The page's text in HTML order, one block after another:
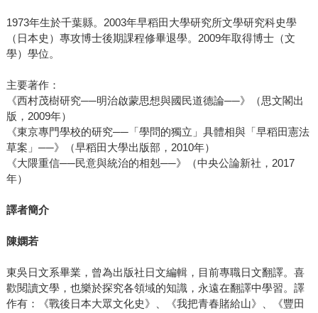
1973年生於千葉縣。2003年早稻田大學研究所文學研究科史學
（日本史）專攻博士後期課程修畢退學。2009年取得博士（文
學）學位。
主要著作：
《西村茂樹研究──明治啟蒙思想與國民道德論──》（思文閣出
版，2009年）
《東京專門學校的研究──「學問的獨立」具體相與「早稻田憲法
草案」──》（早稻田大學出版部，2010年）
《大隈重信──民意與統治的相剋──》（中央公論新社，2017
年）
譯者簡介
陳嫻若
東吳日文系畢業，曾為出版社日文編輯，目前專職日文翻譯。喜
歡閱讀文學，也樂於探究各領域的知識，永遠在翻譯中學習。譯
作有：《戰後日本大眾文化史》、《我把青春賭給山》、《豐田